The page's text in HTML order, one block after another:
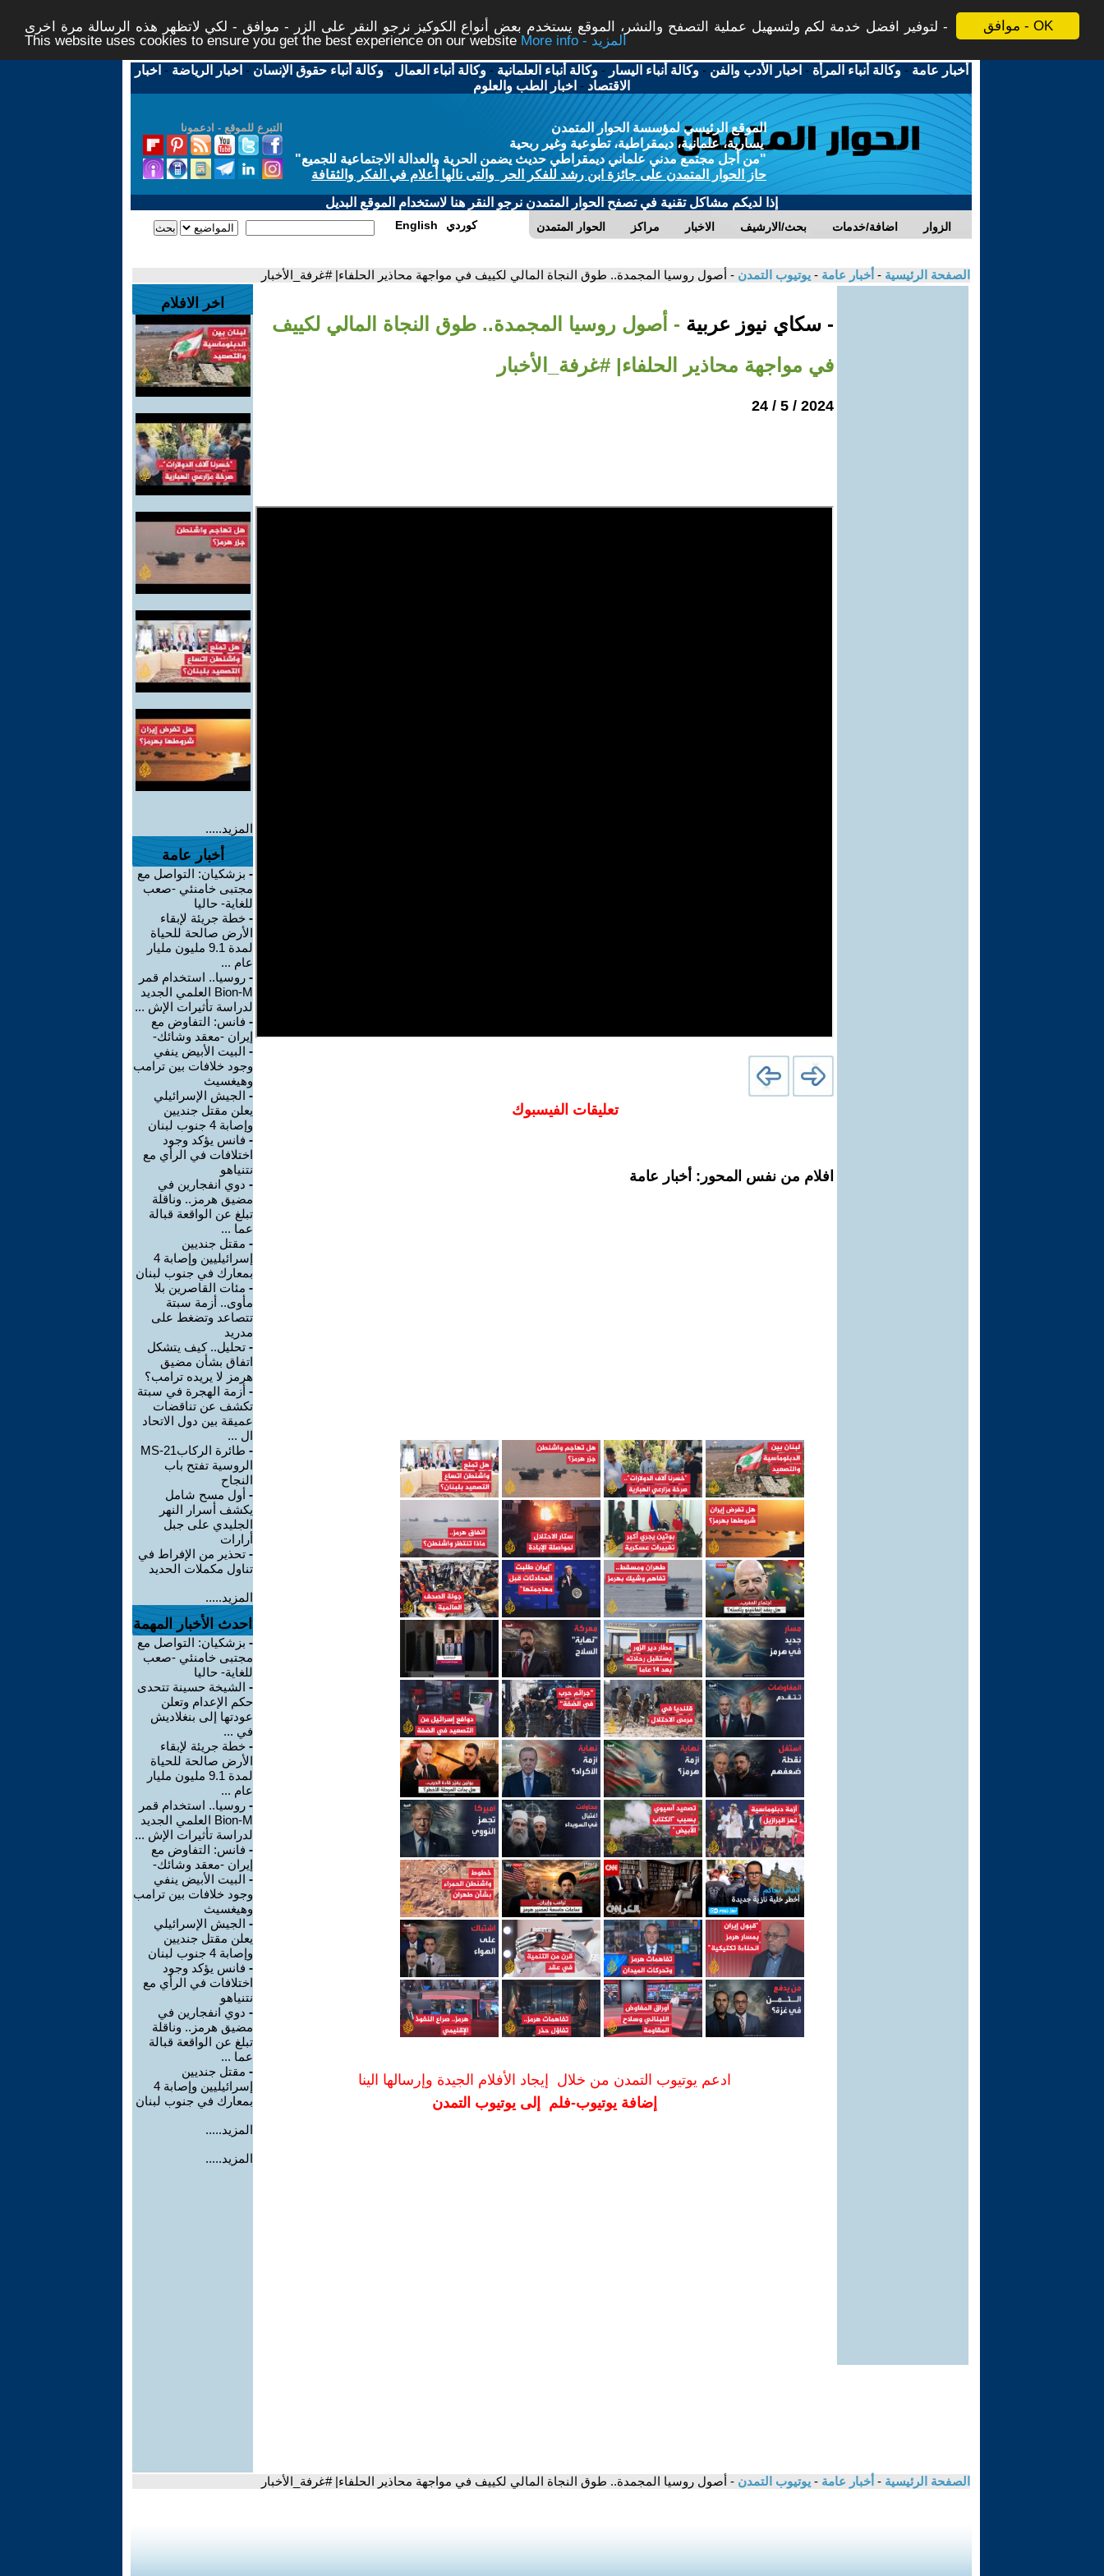
موافق - OK
لتوفير افضل خدمة لكم ولتسهيل عملية التصفح والنشر، الموقع يستخدم بعض أنواع الكوكيز نرجو النقر على الزر - موافق - لكي لاتظهر هذه الرسالة مرة اخرى -
This website uses cookies to ensure you get the best experience on our website
More info - المزيد
أخبار عامة -وكالة أنباء المرأة - اخبار الأدب والفن -وكالة أنباء اليسار -وكالة أنباء العلمانية -وكالة أنباء العمال -وكالة أنباء حقوق الإنسان - اخبار الرياضة - اخبار
الاقتصاد - اخبار الطب والعلوم
التبرع للموقع - ادعمونا
الموقع الرئيسي لمؤسسة الحوار المتمدن
يسارية، علمانية، ديمقراطية، تطوعية وغير ربحية
"من أجل مجتمع مدني علماني ديمقراطي حديث يضمن الحرية والعدالة الاجتماعية للجميع"
حاز الحوار المتمدن على جائزة ابن رشد للفكر الحر والتى نالها أعلام في الفكر والثقافة
إذا لديكم مشاكل تقنية في تصفح الحوار المتمدن نرجو النقر هنا لاستخدام الموقع البديل
الحوار المتمدن مراكز الاخبار بحث/الارشيف اضافة/خدمات الزوار English كوردي
الصفحة الرئيسية - أخبار عامة - يوتيوب التمدن - أصول روسيا المجمدة.. طوق النجاة المالي لكييف في مواجهة محاذير الحلفاء| #غرفة_الأخبار
- سكاي نيوز عربية - أصول روسيا المجمدة.. طوق النجاة المالي لكييف
في مواجهة محاذير الحلفاء| #غرفة_الأخبار
2024 / 5 / 24
تعليقات الفيسبوك
افلام من نفس المحور: أخبار عامة
ادعم يوتيوب التمدن من خلال إيجاد الأفلام الجيدة وإرسالها الينا
إضافة يوتيوب-فلم إلى يوتيوب التمدن
اخر الافلام
المزيد.....
أخبار عامة
- بزشكيان: التواصل مع
مجتبى خامنئي -صعب
للغاية- حاليا
- خطة جريئة لإبقاء
الأرض صالحة للحياة
لمدة 9.1 مليون مليار
عام ...
- روسيا.. استخدام قمر
Bion-M العلمي الجديد
لدراسة تأثيرات الإش ...
- فانس: التفاوض مع
إيران -معقد وشائك-
- البيت الأبيض ينفي
وجود خلافات بين ترامب
وهيغسيث
- الجيش الإسرائيلي
يعلن مقتل جنديين
وإصابة 4 جنوب لبنان
- فانس يؤكد وجود
اختلافات في الرأي مع
نتنياهو
- دوي انفجارين في
مضيق هرمز.. وناقلة
تبلغ عن الواقعة قبالة
عما ...
- مقتل جنديين
إسرائيليين وإصابة 4
بمعارك في جنوب لبنان
- مئات القاصرين بلا
مأوى.. أزمة سبتة
تتصاعد وتضغط على
مدريد
- تحليل.. كيف يتشكل
اتفاق بشأن مضيق
هرمز لا يريده ترامب؟
- أزمة الهجرة في سبتة
تكشف عن تناقضات
عميقة بين دول الاتحاد
ال ...
-
طائرة الركابMS-21
الروسية تفتح باب
النجاح
- أول مسح شامل
يكشف أسرار النهر
الجليدي على جبل
أرارات
- تحذير من الإفراط في
تناول مكملات الحديد
المزيد.....
احدث الأخبار المهمة
- بزشكيان: التواصل مع
مجتبى خامنئي -صعب
للغاية- حاليا
- الشيخة حسينة تتحدى
حكم الإعدام وتعلن
عودتها إلى بنغلاديش
في ...
- خطة جريئة لإبقاء
الأرض صالحة للحياة
لمدة 9.1 مليون مليار
عام ...
- روسيا.. استخدام قمر
Bion-M العلمي الجديد
لدراسة تأثيرات الإش ...
- فانس: التفاوض مع
إيران -معقد وشائك-
- البيت الأبيض ينفي
وجود خلافات بين ترامب
وهيغسيث
- الجيش الإسرائيلي
يعلن مقتل جنديين
وإصابة 4 جنوب لبنان
- فانس يؤكد وجود
اختلافات في الرأي مع
نتنياهو
- دوي انفجارين في
مضيق هرمز.. وناقلة
تبلغ عن الواقعة قبالة
عما ...
- مقتل جنديين
إسرائيليين وإصابة 4
بمعارك في جنوب لبنان
المزيد.....
المزيد.....
الصفحة الرئيسية - أخبار عامة - يوتيوب التمدن - أصول روسيا المجمدة.. طوق النجاة المالي لكييف في مواجهة محاذير الحلفاء| #غرفة_الأخبار